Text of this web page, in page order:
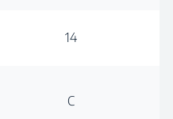
14
C